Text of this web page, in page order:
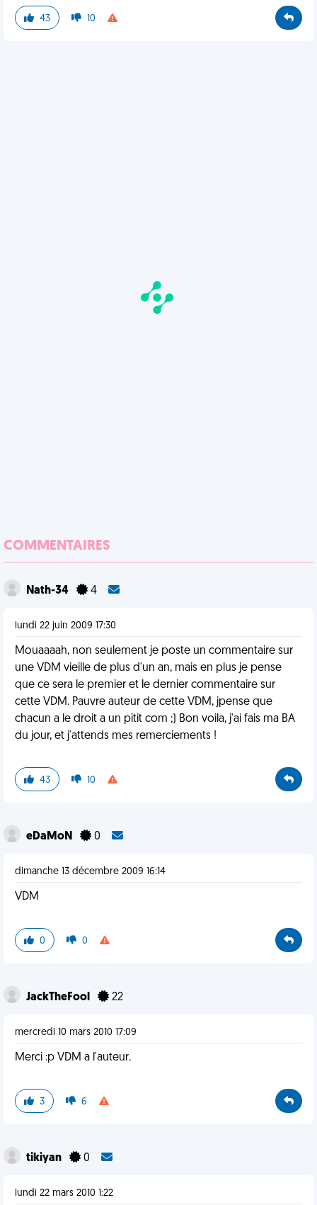
43 10
COMMENTAIRES
Nath-34 4
lundi 22 juin 2009 17:30
Mouaaaah, non seulement je poste un commentaire sur
une VDM vieille de plus d'un an, mais en plus je pense
que ce sera le premier et le dernier commentaire sur
cette VDM. Pauvre auteur de cette VDM, jpense que
chacun a le droit a un pitit com ;) Bon voila, j'ai fais ma BA
du jour, et j'attends mes remerciements !
43 10
eDaMoN 0
dimanche 13 décembre 2009 16:14
VDM
0 0
JackTheFool 22
mercredi 10 mars 2010 17:09
Merci :p VDM a l'auteur.
3 6
tikiyan 0
lundi 22 mars 2010 1:22